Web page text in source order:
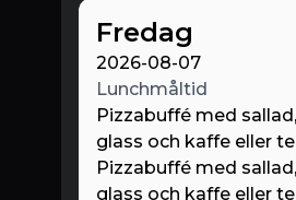
Fredag
2026-08-07
Lunchmåltid
Pizzabuffé med sallad,
glass och kaffe eller te
Pizzabuffé med sallad,
glass och kaffe eller te